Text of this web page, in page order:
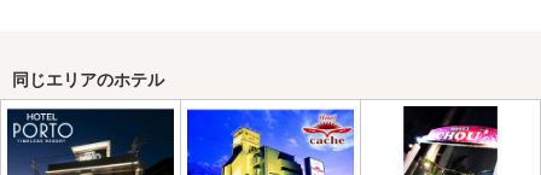
同じエリアのホテル